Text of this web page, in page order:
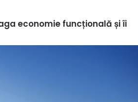
economie funcțională și îi